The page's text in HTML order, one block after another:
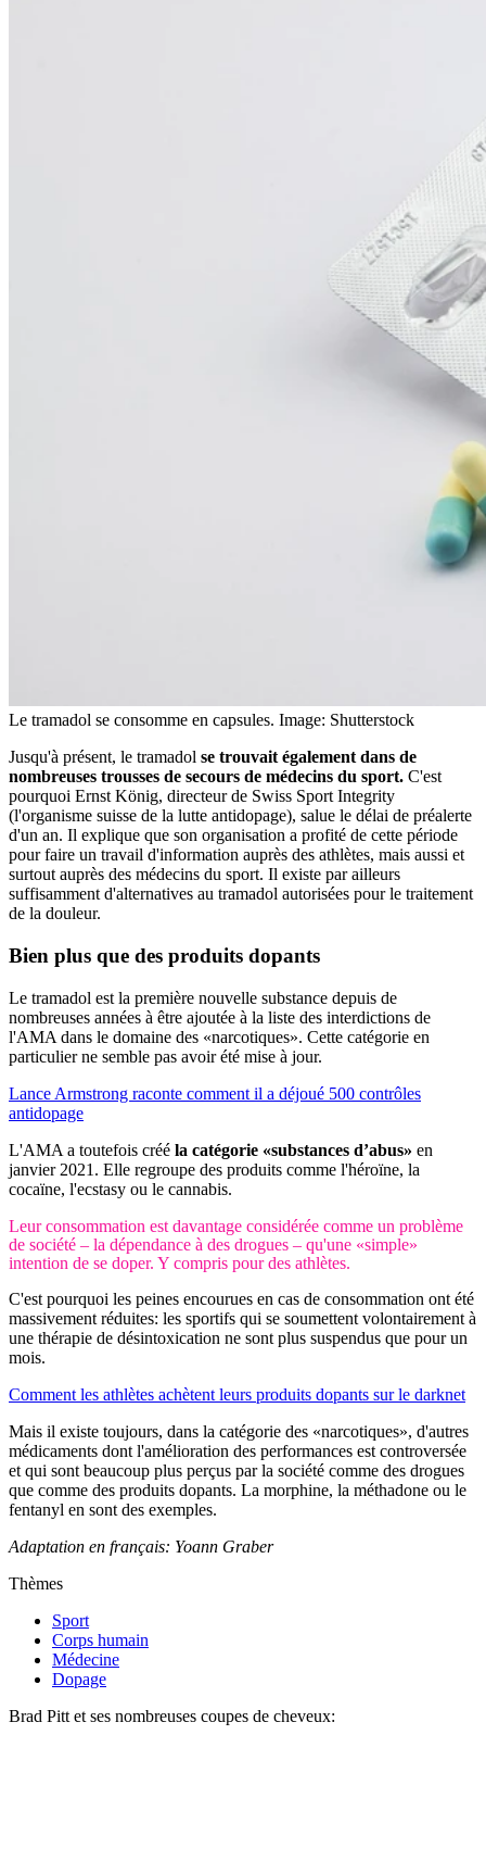
Le tramadol se consomme en capsules. Image: Shutterstock
Jusqu'à présent, le tramadol se trouvait également dans de
nombreuses trousses de secours de médecins du sport. C'est
pourquoi Ernst König, directeur de Swiss Sport Integrity
(l'organisme suisse de la lutte antidopage), salue le délai de préalerte
d'un an. Il explique que son organisation a profité de cette période
pour faire un travail d'information auprès des athlètes, mais aussi et
surtout auprès des médecins du sport. Il existe par ailleurs
suffisamment d'alternatives au tramadol autorisées pour le traitement
de la douleur.
Bien plus que des produits dopants
Le tramadol est la première nouvelle substance depuis de
nombreuses années à être ajoutée à la liste des interdictions de
l'AMA dans le domaine des «narcotiques». Cette catégorie en
particulier ne semble pas avoir été mise à jour.
Lance Armstrong raconte comment il a déjoué 500 contrôles
antidopage
L'AMA a toutefois créé la catégorie «substances d’abus» en
janvier 2021. Elle regroupe des produits comme l'héroïne, la
cocaïne, l'ecstasy ou le cannabis.
Leur consommation est davantage considérée comme un problème
de société – la dépendance à des drogues – qu'une «simple»
intention de se doper. Y compris pour des athlètes.
C'est pourquoi les peines encourues en cas de consommation ont été
massivement réduites: les sportifs qui se soumettent volontairement à
une thérapie de désintoxication ne sont plus suspendus que pour un
mois.
Comment les athlètes achètent leurs produits dopants sur le darknet
Mais il existe toujours, dans la catégorie des «narcotiques», d'autres
médicaments dont l'amélioration des performances est controversée
et qui sont beaucoup plus perçus par la société comme des drogues
que comme des produits dopants. La morphine, la méthadone ou le
fentanyl en sont des exemples.
Adaptation en français: Yoann Graber
Thèmes
Sport
Corps humain
Médecine
Dopage
Brad Pitt et ses nombreuses coupes de cheveux: